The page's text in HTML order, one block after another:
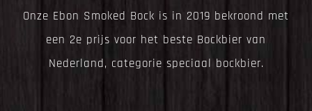
Onze Ebon Smoked Bock is in 2019 bekroond met
een 2e prijs voor het beste Bockbier van
Nederland, categorie speciaal bockbier.